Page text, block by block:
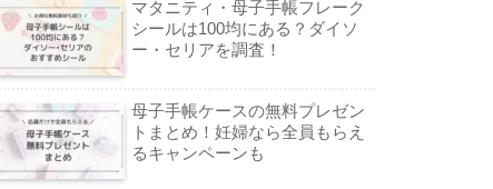
マタニティ・母子手帳フレーク
シールは100均にある？ダイソ
ー・セリアを調査！
母子手帳ケースの無料プレゼン
トまとめ！妊婦なら全員もらえ
るキャンペーンも